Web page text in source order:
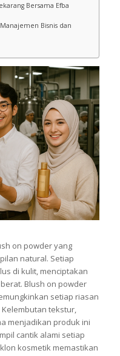
Bersama Efba
Bisnis dan
on powder yang
natural. Setiap
di kulit, menciptakan
Blush on powder
setiap riasan
tekstur,
menjadikan produk ini
cantik alami setiap
kosmetik memastikan